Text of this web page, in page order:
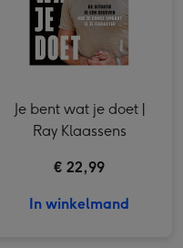
Je bent wat je doet |
Ray Klaassens
€ 22,99
In winkelmand